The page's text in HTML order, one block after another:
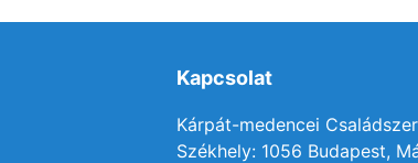
Kapcsolat
Kárpát-medencei
Székhely: 1056 Budapest,